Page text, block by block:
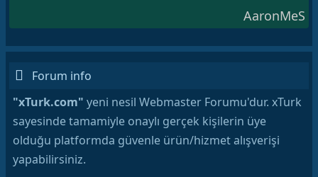
AaronMeS
Forum info
"xTurk.com" yeni nesil Webmaster Forumu'dur. xTurk
sayesinde tamamiyle onaylı gerçek kişilerin üye
olduğu platformda güvenle ürün/hizmet alışverişi
yapabilirsiniz.